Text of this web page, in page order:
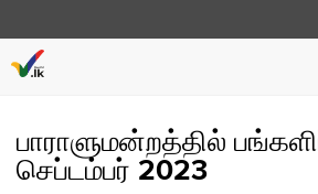
பாராளுமன்றத்தில்
செப்டம்பர் 2023